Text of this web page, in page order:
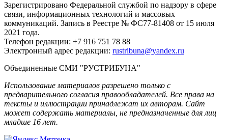
Зарегистрировано Федеральной службой по надзору в сфере
связи, информационных технологий и массовых
коммуникаций. Запись в Реестре № ФС77-81408 от 15 июля
2021 года.
Телефон редакции: +7 916 751 78 88
Электронный адрес редакции: rustribuna@yandex.ru
Объединенные СМИ "РУСТРИБУНА"
Использование материалов разрешено только с
предварительного согласия правообладателей. Все права на
тексты и иллюстрации принадлежат их авторам. Сайт
может содержать материалы, не предназначенные для лиц
младше 16 лет.